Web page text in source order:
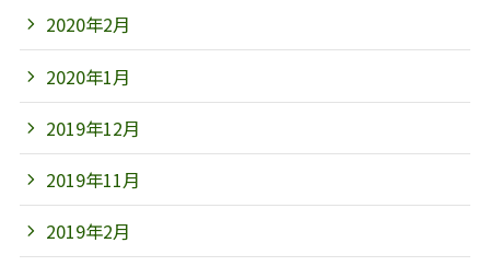
2020年2月
2020年1月
2019年12月
2019年11月
2019年2月